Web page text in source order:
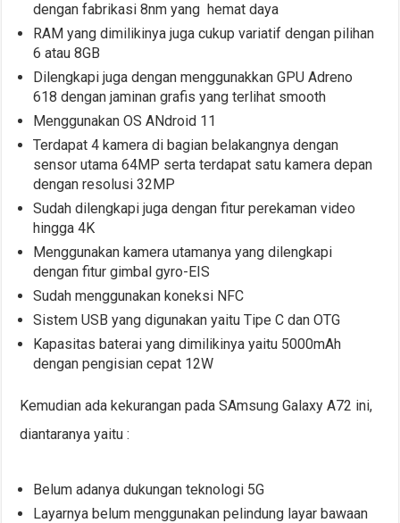
dengan fabrikasi 8nm yang hemat daya
RAM yang dimilikinya juga cukup variatif dengan pilihan
6 atau 8GB
Dilengkapi juga dengan menggunakkan GPU Adreno
618 dengan jaminan grafis yang terlihat smooth
Menggunakan OS ANdroid 11
Terdapat 4 kamera di bagian belakangnya dengan
sensor utama 64MP serta terdapat satu kamera depan
dengan resolusi 32MP
Sudah dilengkapi juga dengan fitur perekaman video
hingga 4K
Menggunakan kamera utamanya yang dilengkapi
dengan fitur gimbal gyro-EIS
Sudah menggunakan koneksi NFC
Sistem USB yang digunakan yaitu Tipe C dan OTG
Kapasitas baterai yang dimilikinya yaitu 5000mAh
dengan pengisian cepat 12W
Kemudian ada kekurangan pada SAmsung Galaxy A72 ini,
diantaranya yaitu :
Belum adanya dukungan teknologi 5G
Layarnya belum menggunakan pelindung layar bawaan